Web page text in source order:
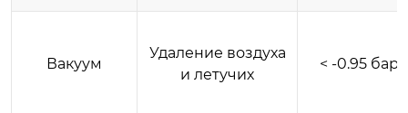
Вакуум
Удаление воздуха
и летучих
< -0.95 бар